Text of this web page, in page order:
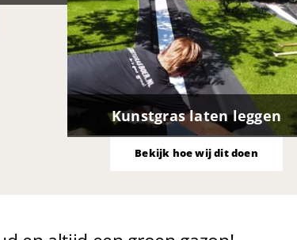
Kunstgras laten leggen
Bekijk hoe wij dit doen